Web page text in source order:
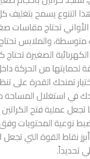
التنوع يسمح
تحتاج مقاسات
والملابس
الصغيرة
لحمايتها من الحركة
تمنحك القدرة على
في استغلال المساحة
تجعل عملية فتح
نوعية المحتويات
نقاط القوة التي
تحديداً.